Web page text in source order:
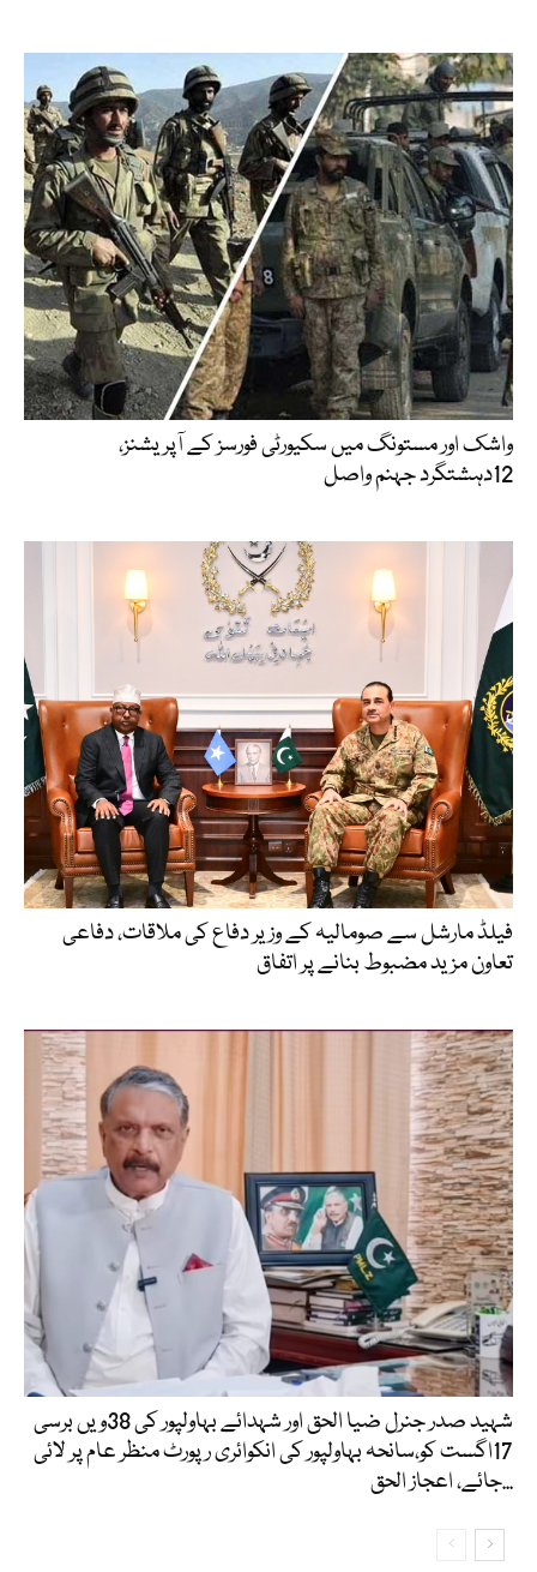
واشک اور مستونگ میں سکیورٹی فورسز کے آپریشنز،
12دہشتگرد جہنم واصل
فیلڈ مارشل سے صومالیہ کے وزیر دفاع کی ملاقات، دفاعی
تعاون مزید مضبوط بنانے پر اتفاق
شہید صدر جنرل ضیا الحق اور شہدائے بہاولپور کی 38ویں برسی
17اگست کو،سانحہ بہاولپور کی انکوائری رپورٹ منظر عام پر لائی
جائے، اعجاز الحق...